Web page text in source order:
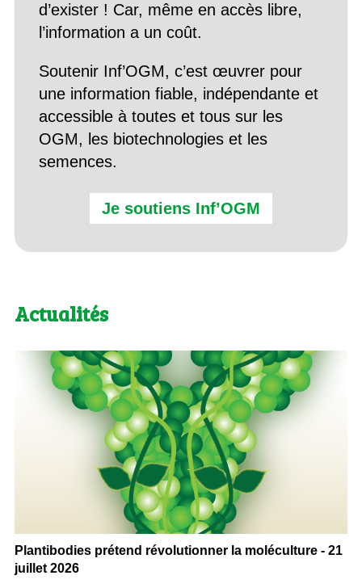
d’exister ! Car, même en accès libre,
l’information a un coût.
Soutenir Inf’OGM, c’est œuvrer pour
une information fiable, indépendante et
accessible à toutes et tous sur les
OGM, les biotechnologies et les
semences.
Je soutiens Inf’OGM
Actualités
Plantibodies prétend révolutionner la moléculture - 21
juillet 2026